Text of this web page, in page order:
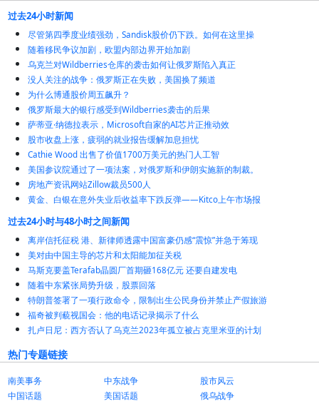
过去24小时新闻
尽管第四季度业绩强劲，Sandisk股价仍下跌。如何在这里操
随着移民争议加剧，欧盟内部边界开始加剧
乌克兰对Wildberries仓库的袭击如何让俄罗斯陷入真正
没人关注的战争：俄罗斯正在失败，美国换了频道
为什么博通股价周五飙升？
俄罗斯最大的银行感受到Wildberries袭击的后果
萨蒂亚·纳德拉表示，Microsoft自家的AI芯片正推动效
股市收盘上涨，疲弱的就业报告缓解加息担忧
Cathie Wood 出售了价值1700万美元的热门人工智
美国参议院通过了一项法案，对俄罗斯和伊朗实施新的制裁。
房地产资讯网站Zillow裁员500人
黄金、白银在意外失业后收益率下跌反弹——Kitco上午市场报
过去24小时与48小时之间新闻
离岸信托征税 港、新律师透露中国富豪仍感“震惊”并急于筹现
美对由中国主导的芯片和太阳能加征关税
马斯克要盖Terafab晶圆厂首期砸168亿元 还要自建发电
随着中东紧张局势升级，股票回落
特朗普签署了一项行政命令，限制出生公民身份并禁止产假旅游
福奇被判藐视国会：他的电话记录揭示了什么
扎卢日尼：西方否认了乌克兰2023年孤立被占克里米亚的计划
热门专题链接
南美事务 中东战争
股市风云
中国话题
美国话题
俄乌战争